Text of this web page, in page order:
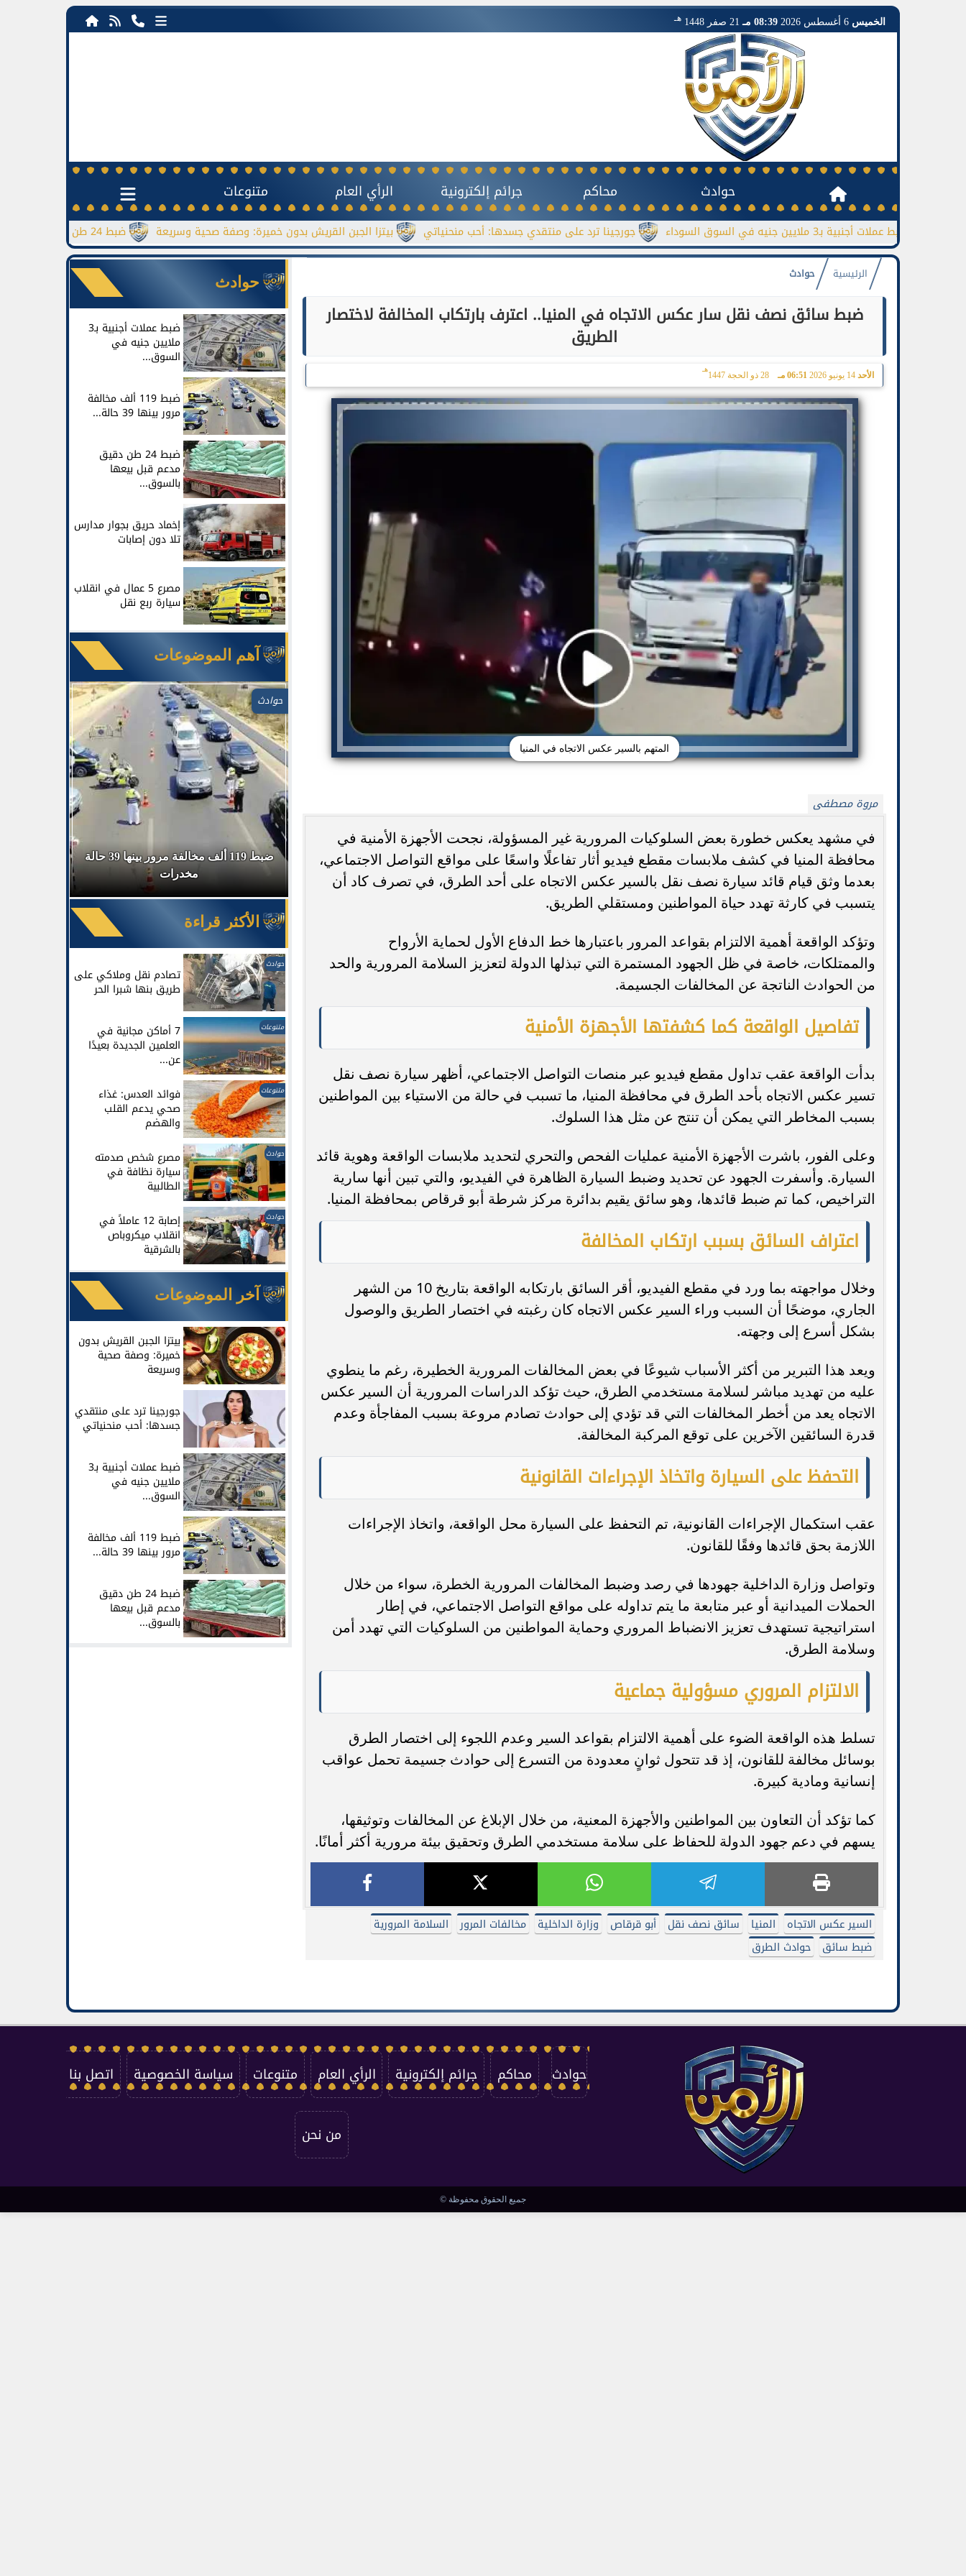
الخميس 08:39 مـ 21 صفر 1448 هـ
حوادث محاكم جرائم إلكترونية الرأي العام متنوعات
ضبط 24 طن دقيق مدعم قبل بيعها بالسوق السوداء بيتزا الجبن القريش بدون خميرة: وصفة صحية وسريعة جورجينا ترد على منتقدي جسدها: أحب منحنياتي ضبط عملات أجنبية بـ3 ملايين جنيه في السوق السوداء
الرئيسية حوادث
ضبط سائق نصف نقل سار عكس الاتجاه في المنيا.. اعترف بارتكاب المخالفة لاختصار
الطريق
الأحد 14 يونيو 2026 06:51 مـ 28 ذو الحجة 1447
هـ
المتهم بالسير عكس الاتجاه في المنيا
مروة مصطفى
في مشهد يعكس خطورة بعض السلوكيات المرورية غير المسؤولة، نجحت الأجهزة الأمنية في
محافظة المنيا في كشف ملابسات مقطع فيديو أثار تفاعلًا واسعًا على مواقع التواصل الاجتماعي،
بعدما وثق قيام قائد سيارة نصف نقل بالسير عكس الاتجاه على أحد الطرق، في تصرف كاد أن
يتسبب في كارثة تهدد حياة المواطنين ومستقلي الطريق.
وتؤكد الواقعة أهمية الالتزام بقواعد المرور باعتبارها خط الدفاع الأول لحماية الأرواح
والممتلكات، خاصة في ظل الجهود المستمرة التي تبذلها الدولة لتعزيز السلامة المرورية والحد
من الحوادث الناتجة عن المخالفات الجسيمة.
تفاصيل الواقعة كما كشفتها الأجهزة الأمنية
بدأت الواقعة عقب تداول مقطع فيديو عبر منصات التواصل الاجتماعي، أظهر سيارة نصف نقل
تسير عكس الاتجاه بأحد الطرق في محافظة المنيا، ما تسبب في حالة من الاستياء بين المواطنين
بسبب المخاطر التي يمكن أن تنتج عن مثل هذا السلوك.
وعلى الفور، باشرت الأجهزة الأمنية عمليات الفحص والتحري لتحديد ملابسات الواقعة وهوية قائد
السيارة. وأسفرت الجهود عن تحديد وضبط السيارة الظاهرة في الفيديو، والتي تبين أنها سارية
التراخيص، كما تم ضبط قائدها، وهو سائق يقيم بدائرة مركز شرطة أبو قرقاص بمحافظة المنيا.
اعتراف السائق بسبب ارتكاب المخالفة
وخلال مواجهته بما ورد في مقطع الفيديو، أقر السائق بارتكابه الواقعة بتاريخ 10 من الشهر
الجاري، موضحًا أن السبب وراء السير عكس الاتجاه كان رغبته في اختصار الطريق والوصول
بشكل أسرع إلى وجهته.
ويعد هذا التبرير من أكثر الأسباب شيوعًا في بعض المخالفات المرورية الخطيرة، رغم ما ينطوي
عليه من تهديد مباشر لسلامة مستخدمي الطرق، حيث تؤكد الدراسات المرورية أن السير عكس
الاتجاه يعد من أخطر المخالفات التي قد تؤدي إلى حوادث تصادم مروعة بسبب المفاجأة وعدم
قدرة السائقين الآخرين على توقع المركبة المخالفة.
التحفظ على السيارة واتخاذ الإجراءات القانونية
عقب استكمال الإجراءات القانونية، تم التحفظ على السيارة محل الواقعة، واتخاذ الإجراءات
اللازمة بحق قائدها وفقًا للقانون.
وتواصل وزارة الداخلية جهودها في رصد وضبط المخالفات المرورية الخطرة، سواء من خلال
الحملات الميدانية أو عبر متابعة ما يتم تداوله على مواقع التواصل الاجتماعي، في إطار
استراتيجية تستهدف تعزيز الانضباط المروري وحماية المواطنين من السلوكيات التي تهدد أمن
وسلامة الطرق.
الالتزام المروري مسؤولية جماعية
تسلط هذه الواقعة الضوء على أهمية الالتزام بقواعد السير وعدم اللجوء إلى اختصار الطرق
بوسائل مخالفة للقانون، إذ قد تتحول ثوانٍ معدودة من التسرع إلى حوادث جسيمة تحمل عواقب
إنسانية ومادية كبيرة.
كما تؤكد أن التعاون بين المواطنين والأجهزة المعنية، من خلال الإبلاغ عن المخالفات وتوثيقها،
يسهم في دعم جهود الدولة للحفاظ على سلامة مستخدمي الطرق وتحقيق بيئة مرورية أكثر أمانًا.
السير عكس الاتجاه المنيا سائق نصف نقل أبو قرقاص وزارة الداخلية مخالفات المرور
السلامة المرورية
ضبط سائق
حوادث الطرق
حوادث
ضبط عملات أجنبية بـ3
ملايين جنيه في
السوق...
ضبط 119 ألف مخالفة
مرور بينها 39 حالة...
ضبط 24 طن دقيق
مدعم قبل بيعها
بالسوق...
إخماد حريق بجوار مدارس
تلا دون إصابات
مصرع 5 عمال في انقلاب
سيارة ربع نقل
آهم الموضوعات
بيتزا الجبن القريش بدون خميرة: وصفة صحية
وسريعة
جورجينا ترد على منتقدي جسدها: أحب
منحنياتي
ضبط عملات أجنبية بـ3 ملايين جنيه في السوق
حوادث
ضبط 119 ألف مخالفة مرور بينها 39 حالة
مخدرات
الأكثر قراءة
حوادث
تصادم نقل وملاكي على
طريق بنها شبرا الحر
متنوعات 7 أماكن مجانية في
العلمين الجديدة بعيدًا
عن...
متنوعات فوائد العدس: غذاء
صحي يدعم القلب
والهضم
حوادث مصرع شخص صدمته
سيارة نظافة في
الطالبية
حوادث إصابة 12 عاملاً في
انقلاب ميكروباص
بالشرقية
آخر الموضوعات
بيتزا الجبن القريش بدون
خميرة: وصفة صحية
وسريعة
جورجينا ترد على منتقدي
جسدها: أحب منحنياتي
ضبط عملات أجنبية بـ3
ملايين جنيه في
السوق...
ضبط 119 ألف مخالفة
مرور بينها 39 حالة...
ضبط 24 طن دقيق
مدعم قبل بيعها
بالسوق...
حوادث محاكم جرائم إلكترونية الرأي العام متنوعات سياسة الخصوصية اتصل بنا
من نحن
جميع الحقوق محفوظة ©